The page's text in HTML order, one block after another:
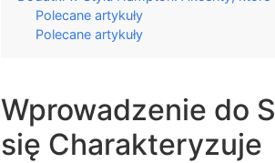
Polecane artykuły
Polecane artykuły
Wprowadzenie do
się Charakteryzuje